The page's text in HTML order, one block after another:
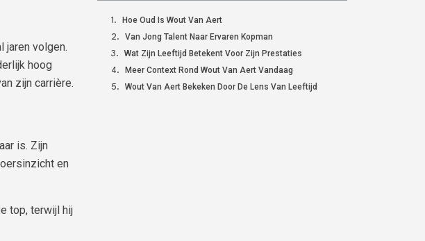
volgen.
hoog
zijn carrière.
is. Zijn
en
top, terwijl hij
Hoe Oud Is Wout Van Aert
Van Jong Talent Naar Ervaren Kopman
Wat Zijn Leeftijd Betekent Voor Zijn Prestaties
Meer Context Rond Wout Van Aert Vandaag
Wout Van Aert Bekeken Door De Lens Van Leeftijd